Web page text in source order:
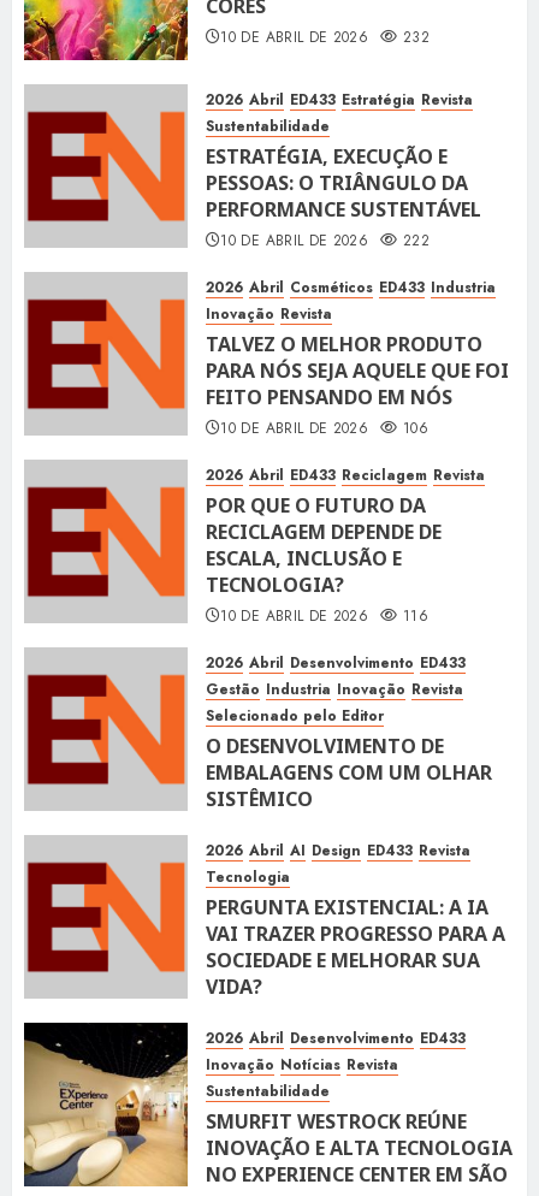
CORES
10 DE ABRIL DE 2026 232
2026 Abril ED433 Estratégia Revista
Sustentabilidade
ESTRATÉGIA, EXECUÇÃO E
PESSOAS: O TRIÂNGULO DA
PERFORMANCE SUSTENTÁVEL
10 DE ABRIL DE 2026 222
2026 Abril Cosméticos ED433 Industria
Inovação Revista
TALVEZ O MELHOR PRODUTO
PARA NÓS SEJA AQUELE QUE FOI
FEITO PENSANDO EM NÓS
10 DE ABRIL DE 2026 106
2026 Abril ED433 Reciclagem Revista
POR QUE O FUTURO DA
RECICLAGEM DEPENDE DE
ESCALA, INCLUSÃO E
TECNOLOGIA?
10 DE ABRIL DE 2026 116
2026 Abril Desenvolvimento ED433
Gestão Industria Inovação Revista
Selecionado pelo Editor
O DESENVOLVIMENTO DE
EMBALAGENS COM UM OLHAR
SISTÊMICO
2026 Abril AI Design ED433 Revista
Tecnologia
PERGUNTA EXISTENCIAL: A IA
VAI TRAZER PROGRESSO PARA A
SOCIEDADE E MELHORAR SUA
VIDA?
2026 Abril Desenvolvimento ED433
Inovação Notícias Revista
Sustentabilidade
SMURFIT WESTROCK REÚNE
INOVAÇÃO E ALTA TECNOLOGIA
NO EXPERIENCE CENTER EM SÃO